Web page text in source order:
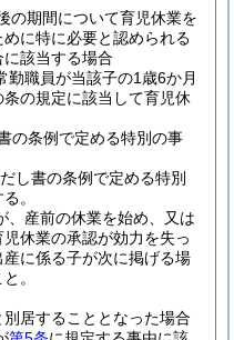
の期間について育児休業を
に特に必要と認められる
該当する場合
勤職員が当該子の1歳6か月
の規定に該当して育児休
の条例で定める特別の事
し書の条例で定める特別
。
、産前の休業を始め、又は
休業の承認が効力を失っ
に係る子が次に掲げる場
。
居することとなった場合